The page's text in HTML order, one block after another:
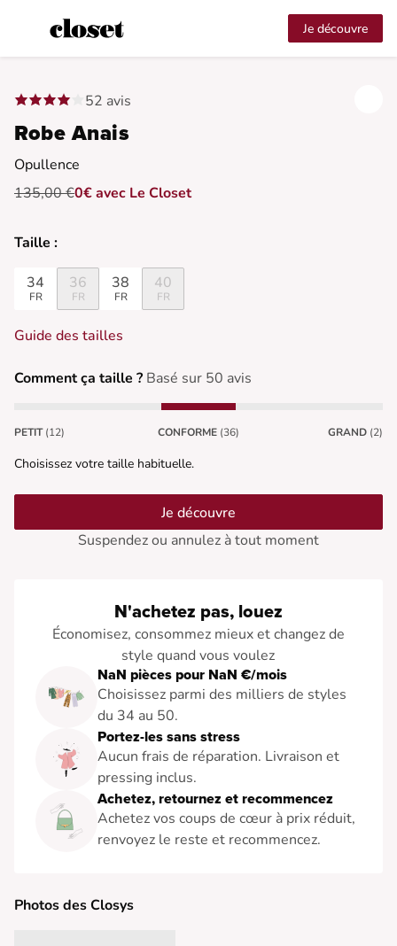
Je découvre
52 avis
Robe Anais
Opullence
135,00 €0€ avec Le Closet
Taille :
34
FR
36
FR
38
FR
40
FR
Guide des tailles
Comment ça taille ? Basé sur 50 avis
PETIT (12) CONFORME (36) GRAND (2)
Choisissez votre taille habituelle.
Je découvre
Suspendez ou annulez à tout moment
N'achetez pas, louez
Économisez, consommez mieux et changez de
style quand vous voulez
NaN pièces pour NaN €/mois
Choisissez parmi des milliers de styles
du 34 au 50.
Portez-les sans stress
Aucun frais de réparation. Livraison et
pressing inclus.
Achetez, retournez et recommencez
Achetez vos coups de cœur à prix réduit,
renvoyez le reste et recommencez.
Photos des Closys